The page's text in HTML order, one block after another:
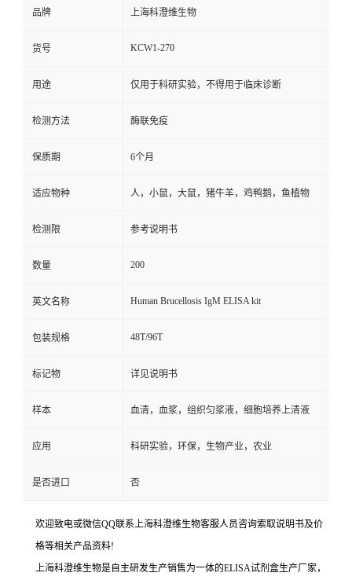
品牌 上海科澄维生物
货号 KCW1-270
用途 仅用于科研实验，不得用于临床诊断
检测方法 酶联免疫
保质期 6个月
适应物种 人，小鼠，大鼠，猪牛羊，鸡鸭鹅，鱼植物
检测限 参考说明书
数量 200
英文名称 Human Brucellosis IgM ELISA kit
包装规格 48T/96T
标记物 详见说明书
样本 血清，血浆，组织匀浆液，细胞培养上清液
应用 科研实验，环保，生物产业，农业
是否进口 否
欢迎致电或微信QQ联系上海科澄维生物客服人员咨询索取说明书及价
格等相关产品资料!
上海科澄维生物是自主研发生产销售为一体的ELISA试剂盒生产厂家，